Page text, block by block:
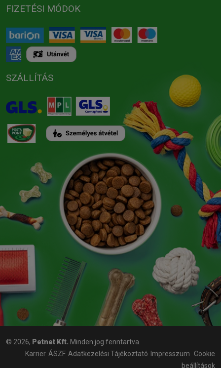
FIZETÉSI MÓDOK
SZÁLLÍTÁS
© 2026, Petnet Kft. Minden jog fenntartva.
Karrier ÁSZF Adatkezelési Tájékoztató Impresszum
Cookie
beállítások